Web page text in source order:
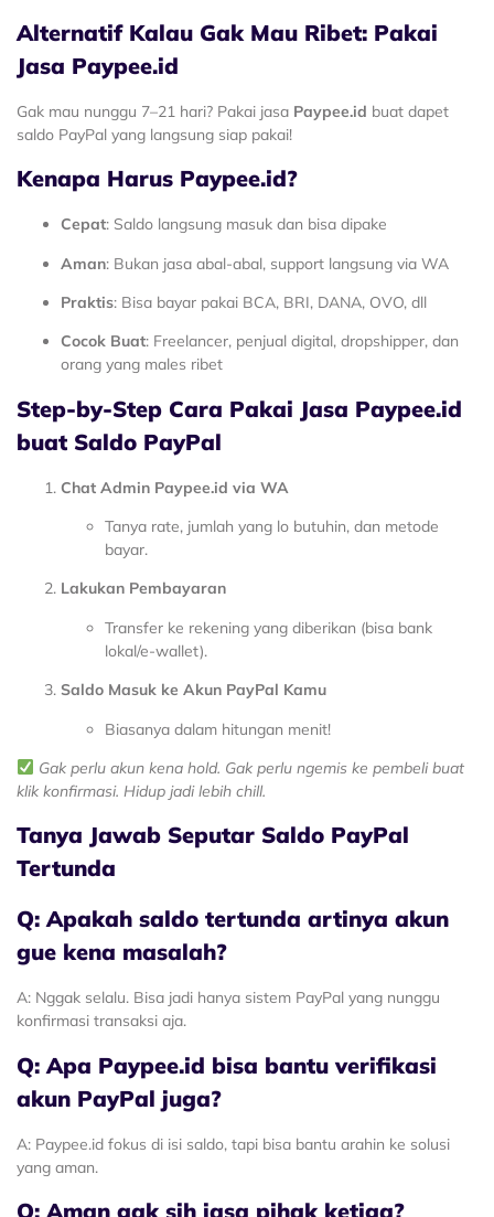
Alternatif Kalau Gak Mau Ribet: Pakai
Jasa Paypee.id
Gak mau nunggu 7–21 hari? Pakai jasa Paypee.id buat dapet
saldo PayPal yang langsung siap pakai!
Kenapa Harus Paypee.id?
Cepat: Saldo langsung masuk dan bisa dipake
Aman: Bukan jasa abal-abal, support langsung via WA
Praktis: Bisa bayar pakai BCA, BRI, DANA, OVO, dll
Cocok Buat: Freelancer, penjual digital, dropshipper, dan
orang yang males ribet
Step-by-Step Cara Pakai Jasa Paypee.id
buat Saldo PayPal
Chat Admin Paypee.id via WA
Tanya rate, jumlah yang lo butuhin, dan metode
bayar.
Lakukan Pembayaran
Transfer ke rekening yang diberikan (bisa bank
lokal/e-wallet).
Saldo Masuk ke Akun PayPal Kamu
Biasanya dalam hitungan menit!
Gak perlu akun kena hold. Gak perlu ngemis ke pembeli buat
klik konfirmasi. Hidup jadi lebih chill.
Tanya Jawab Seputar Saldo PayPal
Tertunda
Q: Apakah saldo tertunda artinya akun
gue kena masalah?
A: Nggak selalu. Bisa jadi hanya sistem PayPal yang nunggu
konfirmasi transaksi aja.
Q: Apa Paypee.id bisa bantu verifikasi
akun PayPal juga?
A: Paypee.id fokus di isi saldo, tapi bisa bantu arahin ke solusi
yang aman.
Q: Aman gak sih jasa pihak ketiga?